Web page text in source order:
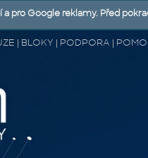
| BLOKY | PODPORA |
pro Google reklamy. Před